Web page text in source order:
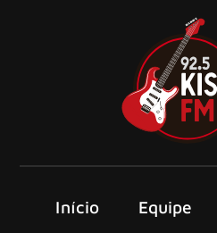
Início Equipe